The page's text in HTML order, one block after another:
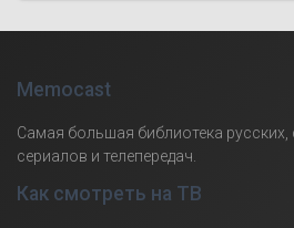
Memocast
Самая большая библиотека русских,
сериалов и телепередач.
Как смотреть на ТВ